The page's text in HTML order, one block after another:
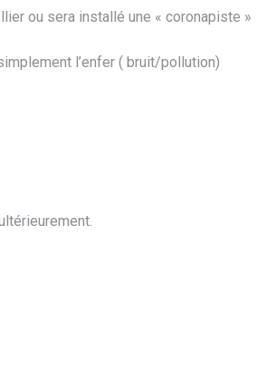
ou sera installé une « coronapiste »
l’enfer ( bruit/pollution)